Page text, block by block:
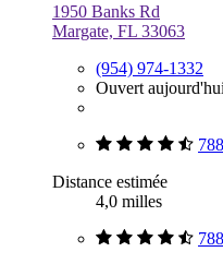
1950 Banks Rd
Margate, FL 33063
(954) 974-1332
Ouvert
Distance estimée
4,0 milles